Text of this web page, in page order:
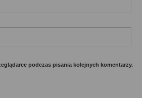
podczas pisania kolejnych komentarzy.